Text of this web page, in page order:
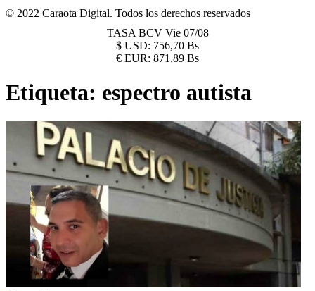
© 2022 Caraota Digital. Todos los derechos reservados
TASA BCV Vie 07/08
$ USD: 756,70 Bs
€ EUR: 871,89 Bs
Etiqueta: espectro autista